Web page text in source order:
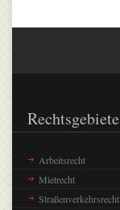
Rechtsgebiete
Arbeitsrecht
Mietrecht
Straßenverkehrsrecht